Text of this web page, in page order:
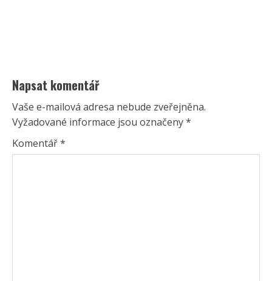
Napsat komentář
Vaše e-mailová adresa nebude zveřejněna.
Vyžadované informace jsou označeny*
Komentář*